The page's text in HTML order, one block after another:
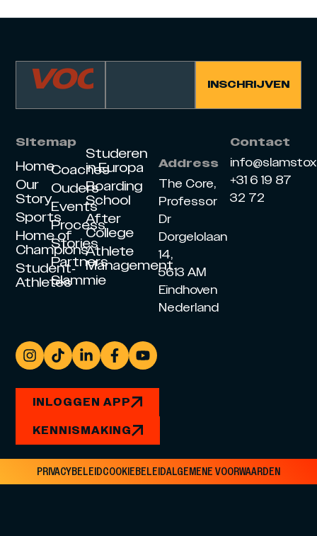
Sitemap
Home
Our
Story
Sports
Home of
Champions
Student-
Athletes
Coaches
Ouders
Events
Process
Stories
Partners
Slammie
Studeren
in Europa
Boarding
School
After
College
Athlete
Management
Address
The Core,
Professor
Dr
Dorgelolaan
14,
5613 AM
Eindhoven
Nederland
Contact
+31 6 19 87
32 72
INLOGGEN APP
KENNISMAKING
PRIVACYBELEIDCOOKIEBELEIDALGEMENE VOORWAARDEN